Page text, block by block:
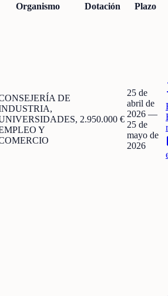
Organismo Dotación
Plazo
DE
Y
2.950.000 €
25 de
abril de
2026 —
25 de
mayo de
2026